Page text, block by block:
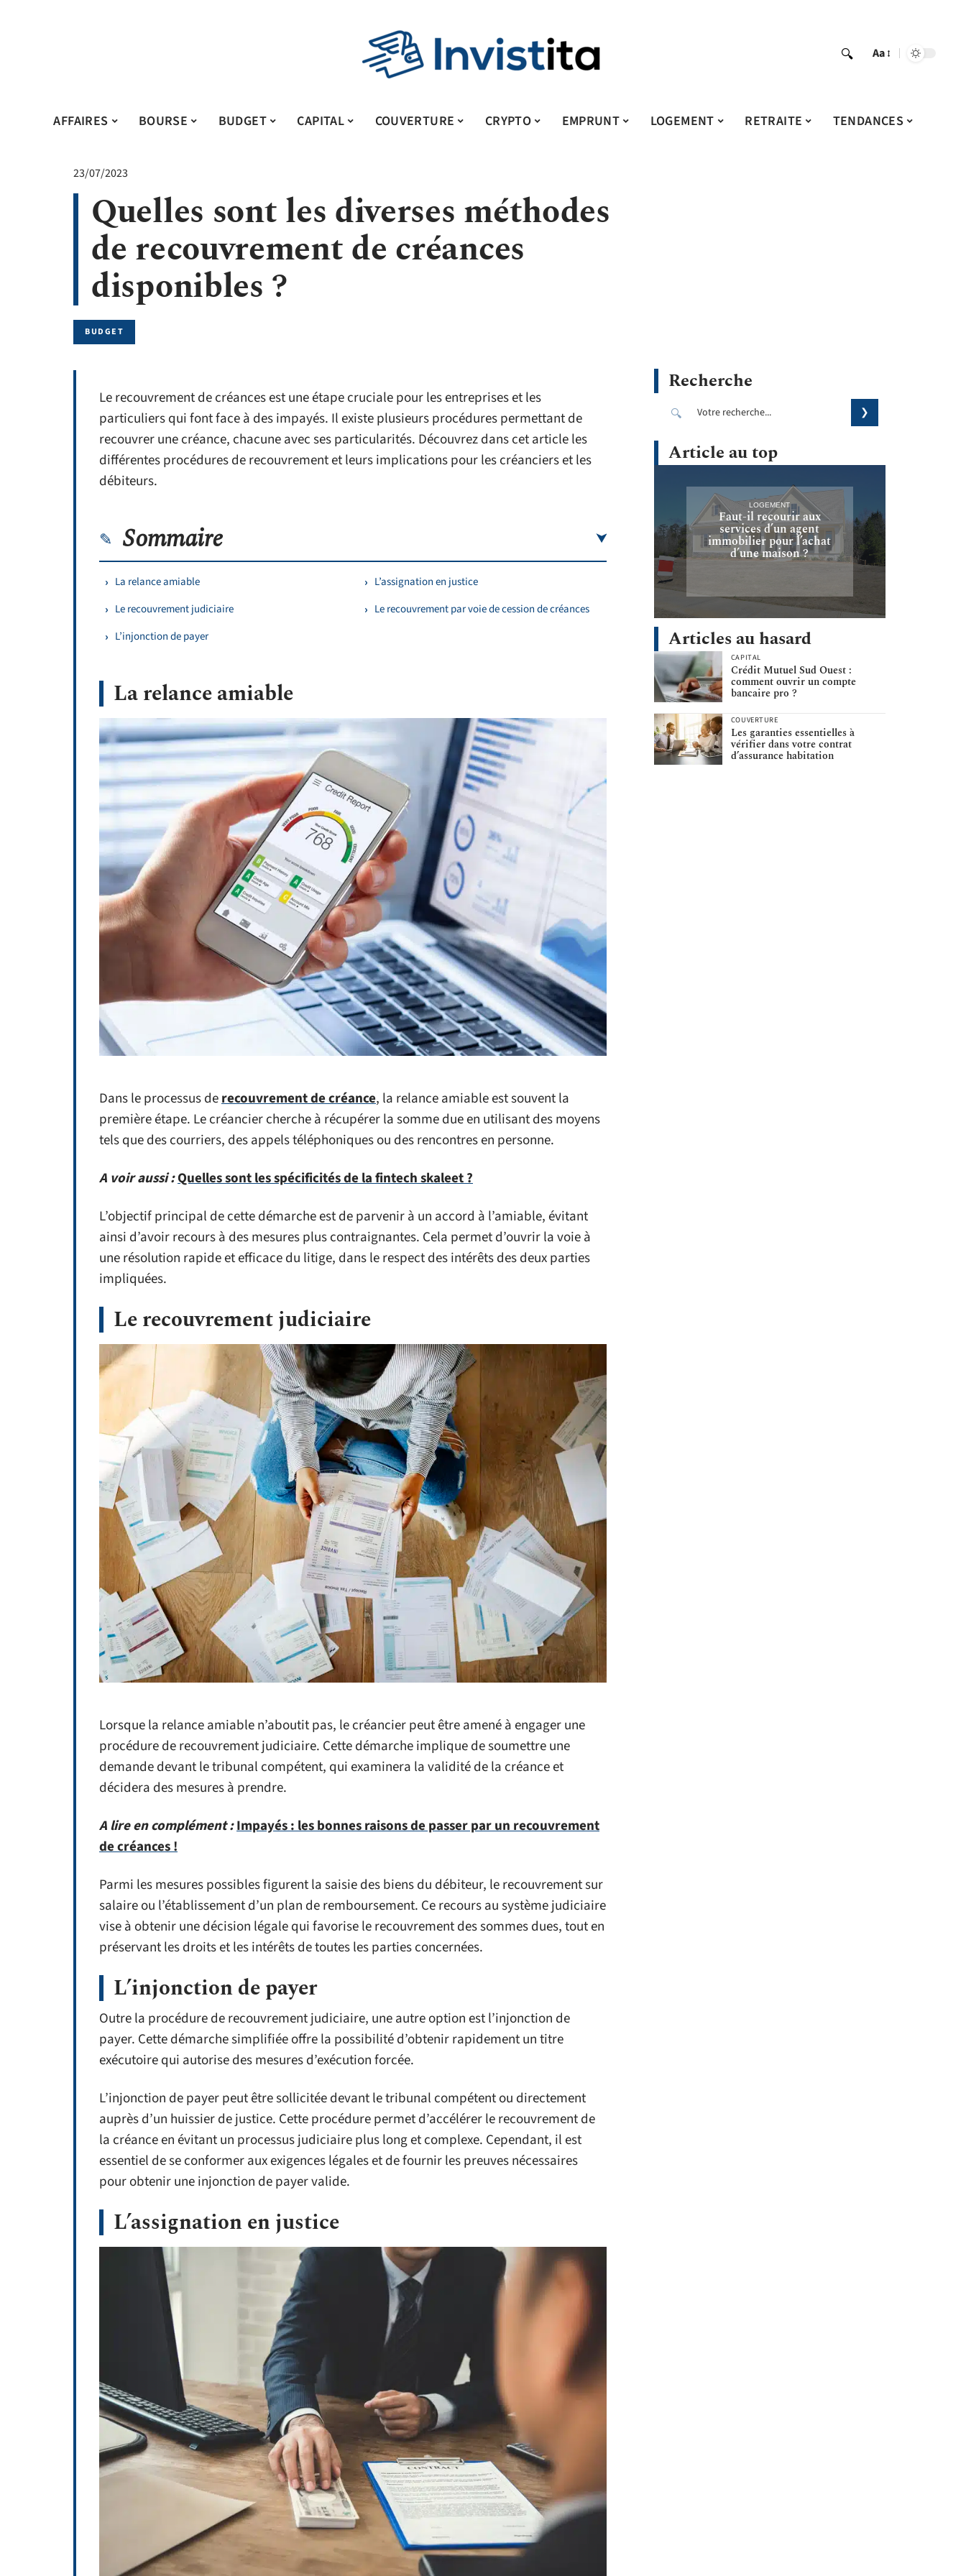
Aa
AFFAIRES BOURSE BUDGET CAPITAL COUVERTURE CRYPTO EMPRUNT LOGEMENT RETRAITE TENDANCES
23/07/2023
Quelles sont les diverses méthodes
de recouvrement de créances
disponibles ?
BUDGET
Le recouvrement de créances est une étape cruciale pour les entreprises et les
particuliers qui font face à des impayés. Il existe plusieurs procédures permettant de
recouvrer une créance, chacune avec ses particularités. Découvrez dans cet article les
différentes procédures de recouvrement et leurs implications pour les créanciers et les
débiteurs.
Sommaire
La relance amiable
Le recouvrement judiciaire
L’injonction de payer
L’assignation en justice
Le recouvrement par voie de cession de créances
La relance amiable
Dans le processus derecouvrement de créance, la relance amiable est souvent la
première étape. Le créancier cherche à récupérer la somme due en utilisant des moyens
tels que des courriers, des appels téléphoniques ou des rencontres en personne.
A voir aussi :Quelles sont les spécificités de la fintech skaleet ?
L’objectif principal de cette démarche est de parvenir à un accord à l’amiable, évitant
ainsi d’avoir recours à des mesures plus contraignantes. Cela permet d’ouvrir la voie à
une résolution rapide et efficace du litige, dans le respect des intérêts des deux parties
impliquées.
Le recouvrement judiciaire
Lorsque la relance amiable n’aboutit pas, le créancier peut être amené à engager une
procédure de recouvrement judiciaire. Cette démarche implique de soumettre une
demande devant le tribunal compétent, qui examinera la validité de la créance et
décidera des mesures à prendre.
A lire en complément :Impayés : les bonnes raisons de passer par un recouvrement
de créances !
Parmi les mesures possibles figurent la saisie des biens du débiteur, le recouvrement sur
salaire ou l’établissement d’un plan de remboursement. Ce recours au système judiciaire
vise à obtenir une décision légale qui favorise le recouvrement des sommes dues, tout en
préservant les droits et les intérêts de toutes les parties concernées.
L’injonction de payer
Outre la procédure de recouvrement judiciaire, une autre option est l’injonction de
payer. Cette démarche simplifiée offre la possibilité d’obtenir rapidement un titre
exécutoire qui autorise des mesures d’exécution forcée.
L’injonction de payer peut être sollicitée devant le tribunal compétent ou directement
auprès d’un huissier de justice. Cette procédure permet d’accélérer le recouvrement de
la créance en évitant un processus judiciaire plus long et complexe. Cependant, il est
essentiel de se conformer aux exigences légales et de fournir les preuves nécessaires
pour obtenir une injonction de payer valide.
L’assignation en justice
Recherche
Article au top
LOGEMENT
Faut-il recourir aux
services d’un agent
immobilier pour l’achat
d’une maison ?
Articles au hasard
CAPITAL
Crédit Mutuel Sud Ouest :
comment ouvrir un compte
bancaire pro ?
COUVERTURE
Les garanties essentielles à
vérifier dans votre contrat
d’assurance habitation